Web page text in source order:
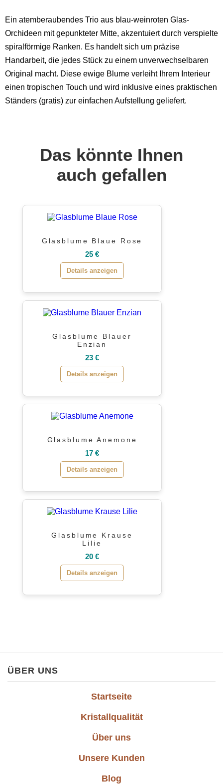
Ein atemberaubendes Trio aus blau-weinroten Glas-
Orchideen mit gepunkteter Mitte, akzentuiert durch verspielte
spiralförmige Ranken. Es handelt sich um präzise
Handarbeit, die jedes Stück zu einem unverwechselbaren
Original macht. Diese ewige Blume verleiht Ihrem Interieur
einen tropischen Touch und wird inklusive eines praktischen
Ständers (gratis) zur einfachen Aufstellung geliefert.
Das könnte Ihnen
auch gefallen
Glasblume Blaue Rose
25 €
Details anzeigen
Glasblume Blauer
Enzian
23 €
Details anzeigen
Glasblume Anemone
17 €
Details anzeigen
Glasblume Krause
Lilie
20 €
Details anzeigen
ÜBER UNS
Startseite
Kristallqualität
Über uns
Unsere Kunden
Blog